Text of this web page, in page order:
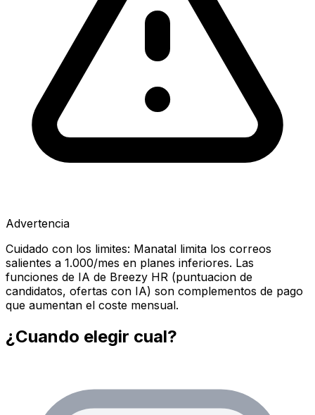
Advertencia
Cuidado con los limites: Manatal limita los correos
salientes a 1.000/mes en planes inferiores. Las
funciones de IA de Breezy HR (puntuacion de
candidatos, ofertas con IA) son complementos de pago
que aumentan el coste mensual.
¿Cuando elegir cual?